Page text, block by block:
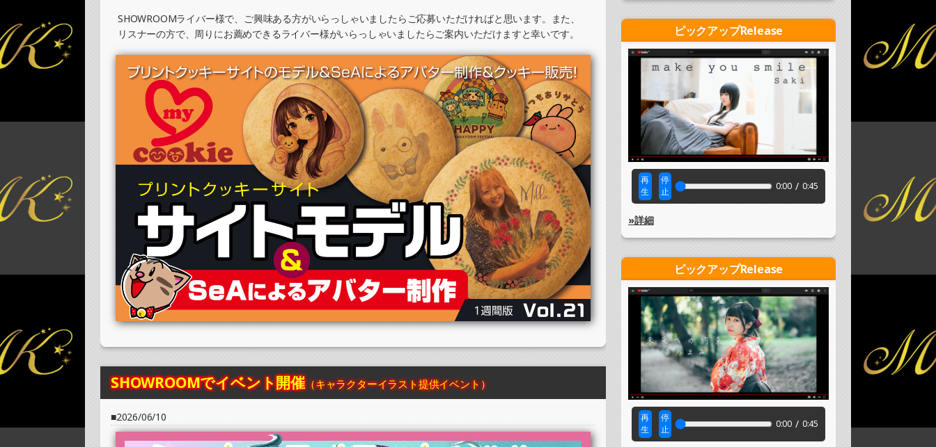
»もっと見る
2025/07/25
SHOWROOMでイベント開催（缶バッジ制作・PRイベント）
»もっと見る
2025/07/25
SHOWROOMでイベント開催（ホログラムステッカー制作・PRイベント）
»もっと見る
2025/07/17
SHOWROOMでイベント開催（ホログラムカード制作・PRイベント）
»もっと見る
2025/07/17
SHOWROOMでイベント開催（缶バッジ制作・PRイベント）
»もっと見る
2025/07/08
SHOWROOMでイベント開催（プリントクッキーイベント）
»もっと見る
SHOWROOMでイベント開催（ホログラムカード＆ステッカー制作・PRイベント）
»もっと見る
2025/07/08
SHOWROOMでイベント開催（ポストカード制作・PRイベント）
»もっと見る
SHOWROOMライバー様で、ご興味ある方がいらっしゃいましたらご応募いただければと思います。また、
リスナーの方で、周りにお薦めできるライバー様がいらっしゃいましたらご案内いただけますと幸いです。
SHOWROOMでイベント開催 （キャラクターイラスト提供イベント）
2026/06/10
ピックアップRelease
再
生
停
止
0:00 / 0:45
»詳細
ピックアップRelease
再
生
停
止
0:00 / 0:45